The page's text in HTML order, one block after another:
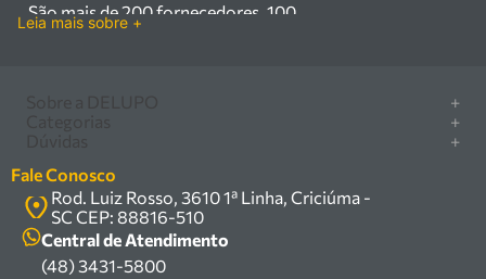
São mais de 200 fornecedores, 100
equipamentos industriais no Sul do Brasil. Com sede em
Criciúma – SC, atendemos os
setores industrial e varejista com um amplo portfólio de
produtos à pronta entrega.
Trabalhamos com mais de 200 fornecedores parceiros e
um estoque com mais de
Leia mais sobre +
+
Marcas
Política de privacidade
Política de entrega
Termos e condições
+
Serra circular
Compressor
Caixa Organizadora
Carrinho Armazém
+
Como comprar
Central de ajuda
Troca, devolução e garantia
Fale Conosco
Rod. Luiz Rosso, 3610 1ª Linha, Criciúma -
SC CEP: 88816-510
Central de Atendimento
(48) 3431-5800